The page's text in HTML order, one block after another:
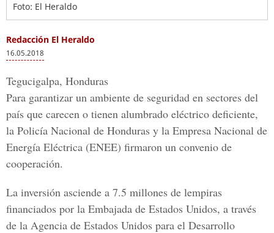
Foto: El Heraldo
Redacción El Heraldo
16.05.2018
Tegucigalpa, Honduras
Para garantizar un ambiente de seguridad en sectores del
país que carecen o tienen alumbrado eléctrico deficiente,
la Policía Nacional de Honduras y la Empresa Nacional de
Energía Eléctrica (ENEE) firmaron un convenio de
cooperación.
La inversión asciende a 7.5 millones de lempiras
financiados por la Embajada de Estados Unidos, a través
de la Agencia de Estados Unidos para el Desarrollo